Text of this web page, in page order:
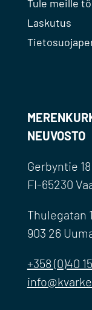
Tule meille
Laskutus
NEUVOSTO
Gerbyntie 18
FI-65230
Thulegatan 1
903 26
+358 (0)40